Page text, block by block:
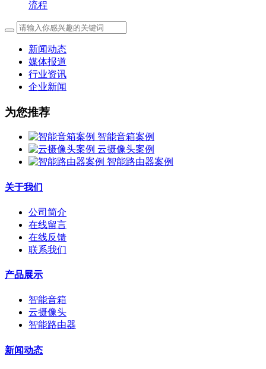
流程
新闻动态
媒体报道
行业资讯
企业新闻
为您推荐
智能音箱案例
云摄像头案例
智能路由器案例
关于我们
公司简介
在线留言
在线反馈
联系我们
产品展示
智能音箱
云摄像头
智能路由器
新闻动态